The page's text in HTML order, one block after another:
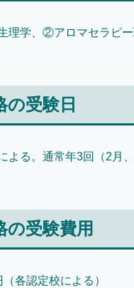
理学、②アロマセラピ
の受験日
よる。通常年3回（2月、
の受験費用
各認定校による）